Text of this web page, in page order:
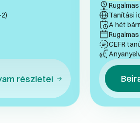
részletei
Tanítási
A hét
CEFR